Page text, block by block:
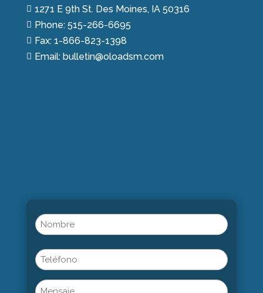
 1271 E 9th St. Des Moines, IA 50316
 Phone: 515-266-6695
 Fax: 1-866-823-1398
 Email: bulletin@oloadsm.com
Name
(Obligatorio)
Phone
Untitled